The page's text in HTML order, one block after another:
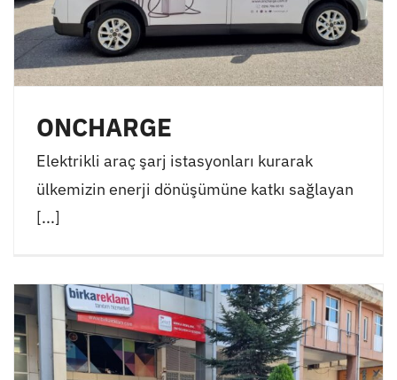
ONCHARGE
Elektrikli araç şarj istasyonları kurarak
ülkemizin enerji dönüşümüne katkı sağlayan
[...]